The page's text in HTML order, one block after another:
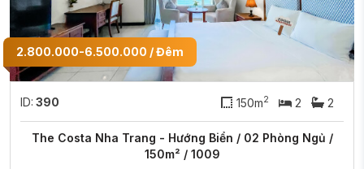
2.800.000-6.500.000 / Đêm
ID: 390 150m2 2 2
The Costa Nha Trang - Hướng Biển / 02 Phòng Ngủ /
150m² / 1009